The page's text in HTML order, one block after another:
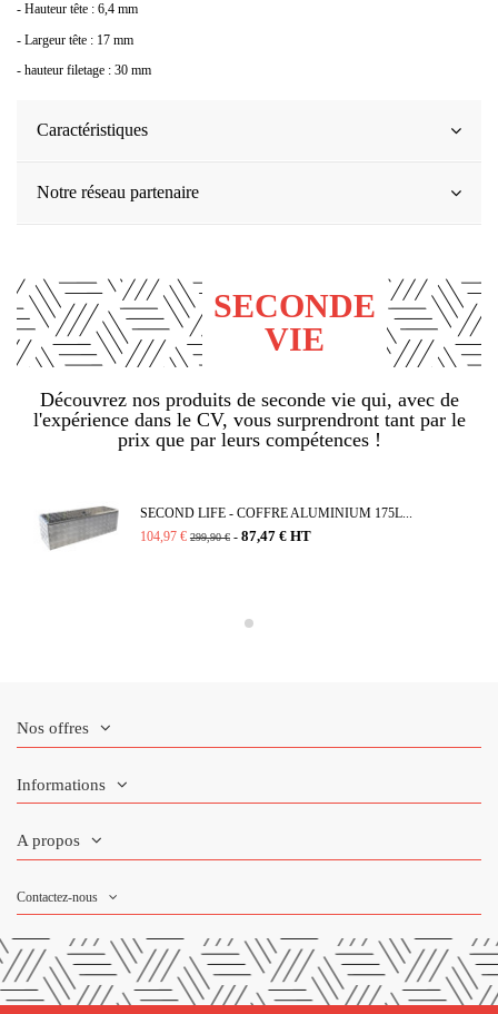
- Hauteur tête : 6,4 mm
- Largeur tête : 17 mm
- hauteur filetage : 30 mm
Caractéristiques
Notre réseau partenaire
SECONDE
VIE
Découvrez nos produits de seconde vie qui, avec de
l'expérience dans le CV, vous surprendront tant par le
prix que par leurs compétences !
SECOND LIFE - COFFRE ALUMINIUM 175L...
104,97 € 299,90 € - 87,47 € HT
Nos offres
Informations
A propos
Contactez-nous